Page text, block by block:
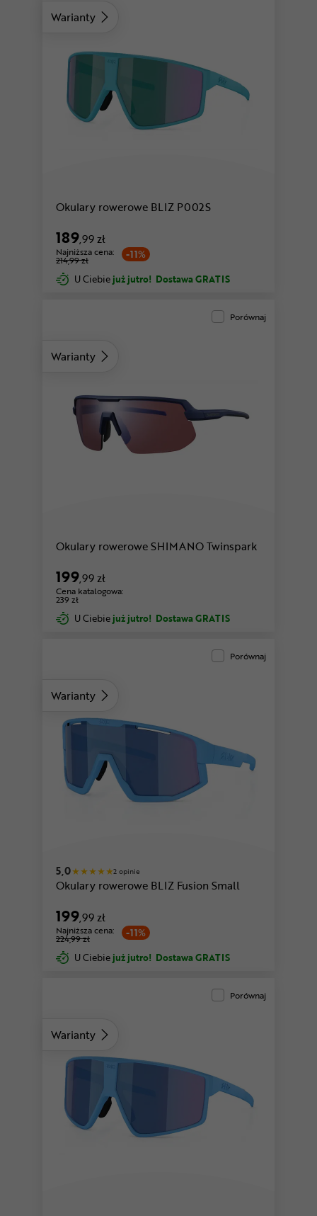
Warianty
Okulary rowerowe BLIZ P002S
189,99 zł
-11%
Najniższa cena:
214,99 zł
U Ciebie już jutro! Dostawa GRATIS
Warianty
Porównaj
Okulary rowerowe SHIMANO Twinspark
199,99 zł
Cena katalogowa:
239 zł
U Ciebie już jutro! Dostawa GRATIS
Warianty
Porównaj
5,0 2 opinie
Okulary rowerowe BLIZ Fusion Small
199,99 zł
-11%
Najniższa cena:
224,99 zł
U Ciebie już jutro! Dostawa GRATIS
Warianty
Porównaj